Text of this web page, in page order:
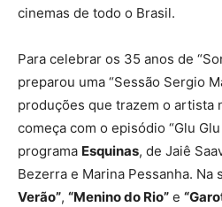
cinemas de todo o Brasil.
Para celebrar os 35 anos de
preparou uma “Sessão Sergio
produções que trazem o artista
começa com o episódio “Glu Glu
programa Esquinas, de Jaiê
Bezerra e Marina Pessanha. Na
Verão”, “Menino do Rio” e